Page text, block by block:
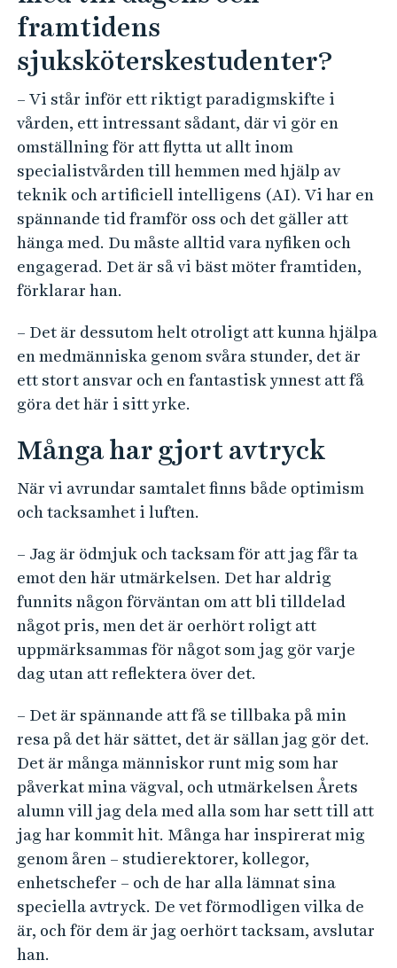
framtidens
sjuksköterskestudenter?
– Vi står inför ett riktigt paradigmskifte i
vården, ett intressant sådant, där vi gör en
omställning för att flytta ut allt inom
specialistvården till hemmen med hjälp av
teknik och artificiell intelligens (AI). Vi har en
spännande tid framför oss och det gäller att
hänga med. Du måste alltid vara nyfiken och
engagerad. Det är så vi bäst möter framtiden,
förklarar han.
– Det är dessutom helt otroligt att kunna hjälpa
en medmänniska genom svåra stunder, det är
ett stort ansvar och en fantastisk ynnest att få
göra det här i sitt yrke.
Många har gjort avtryck
När vi avrundar samtalet finns både optimism
och tacksamhet i luften.
– Jag är ödmjuk och tacksam för att jag får ta
emot den här utmärkelsen. Det har aldrig
funnits någon förväntan om att bli tilldelad
något pris, men det är oerhört roligt att
uppmärksammas för något som jag gör varje
dag utan att reflektera över det.
– Det är spännande att få se tillbaka på min
resa på det här sättet, det är sällan jag gör det.
Det är många människor runt mig som har
påverkat mina vägval, och utmärkelsen Årets
alumn vill jag dela med alla som har sett till att
jag har kommit hit. Många har inspirerat mig
genom åren – studierektorer, kollegor,
enhetschefer – och de har alla lämnat sina
speciella avtryck. De vet förmodligen vilka de
är, och för dem är jag oerhört tacksam, avslutar
han.